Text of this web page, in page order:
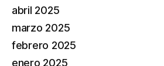
abril 2025
marzo 2025
febrero 2025
enero 2025